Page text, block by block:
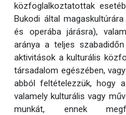
közfoglalkoztatottak
Bukodi által
és operába járásra),
aránya a teljes
aktivitások a kulturális
társadalom egészében,
abból feltételezzük, hogy
valamely kulturális vagy
munkát, ennek